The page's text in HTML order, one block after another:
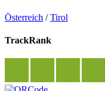
Österreich /Tirol
TrackRank